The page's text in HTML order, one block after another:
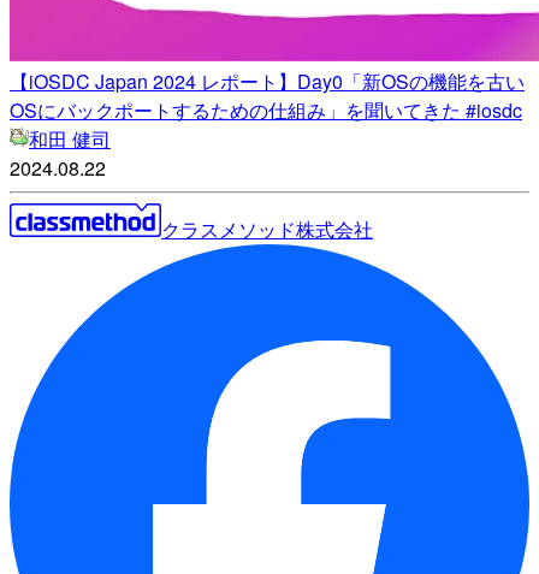
【iOSDC Japan 2024 レポート】Day0「新OSの機能を古い
OSにバックポートするための仕組み」を聞いてきた #iosdc
和田 健司
2024.08.22
クラスメソッド株式会社